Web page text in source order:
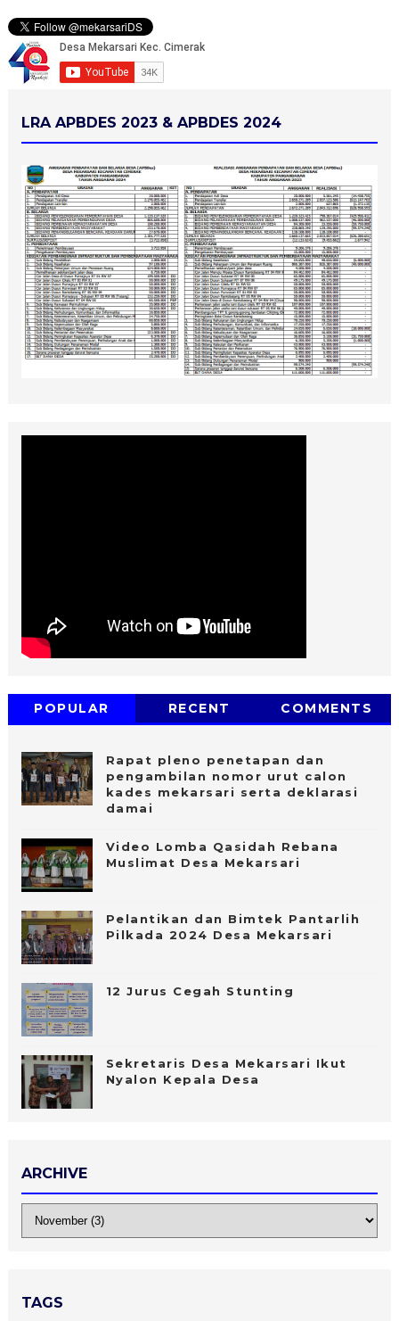
LRA APBDES 2023 & APBDES 2024
POPULAR RECENT COMMENTS
Rapat pleno penetapan dan
pengambilan nomor urut calon
kades mekarsari serta deklarasi
damai
Video Lomba Qasidah Rebana
Muslimat Desa Mekarsari
Pelantikan dan Bimtek Pantarlih
Pilkada 2024 Desa Mekarsari
12 Jurus Cegah Stunting
Sekretaris Desa Mekarsari Ikut
Nyalon Kepala Desa
ARCHIVE
TAGS